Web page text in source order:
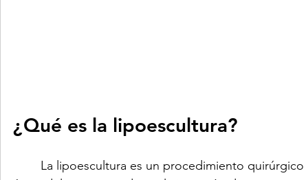
¿Qué es la lipoescultura?